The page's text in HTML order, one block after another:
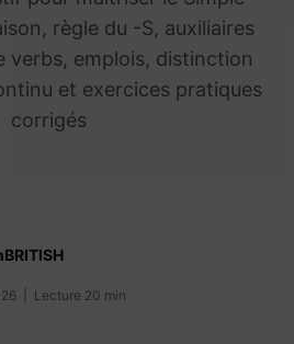
règle du -S, auxiliaires
verbs, emplois, distinction
et exercices pratiques
corrigés
| Lecture 20 min